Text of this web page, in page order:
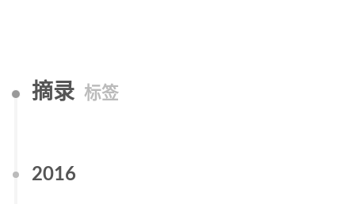
摘录 标签
2016